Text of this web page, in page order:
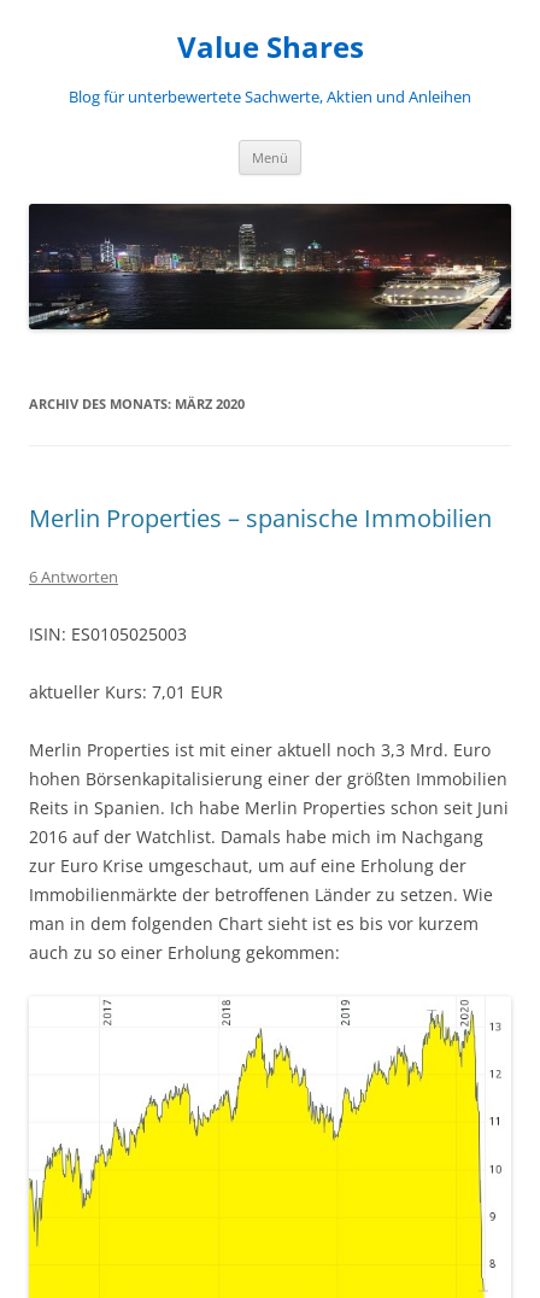
Value Shares
Blog für unterbewertete Sachwerte, Aktien und Anleihen
Menü
ARCHIV DES MONATS: MÄRZ 2020
Merlin Properties – spanische Immobilien
6 Antworten
ISIN: ES0105025003
aktueller Kurs: 7,01 EUR
Merlin Properties ist mit einer aktuell noch 3,3 Mrd. Euro
hohen Börsenkapitalisierung einer der größten Immobilien
Reits in Spanien. Ich habe Merlin Properties schon seit Juni
2016 auf der Watchlist. Damals habe mich im Nachgang
zur Euro Krise umgeschaut, um auf eine Erholung der
Immobilienmärkte der betroffenen Länder zu setzen. Wie
man in dem folgenden Chart sieht ist es bis vor kurzem
auch zu so einer Erholung gekommen: